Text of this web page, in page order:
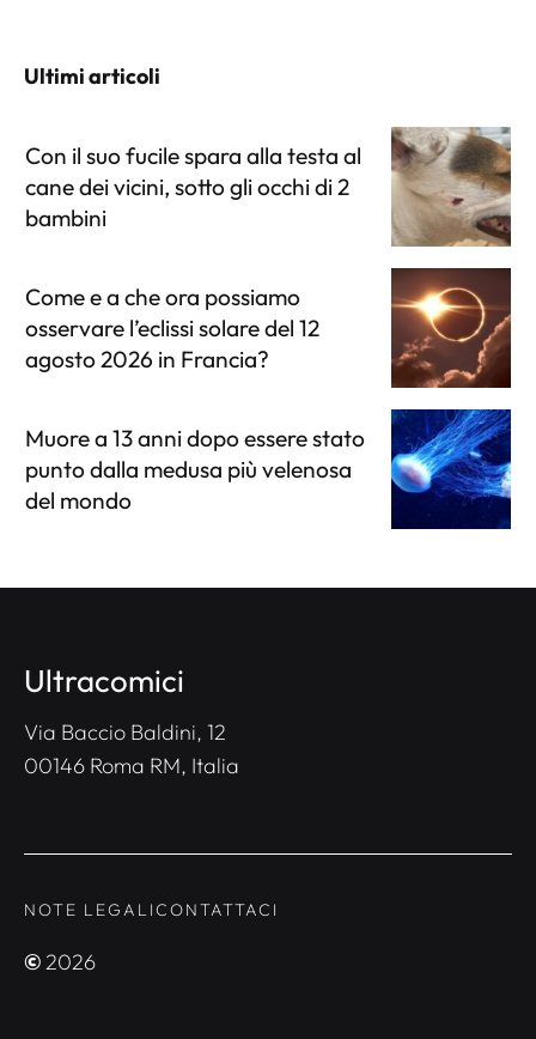
Ultimi articoli
Con il suo fucile spara alla testa al
cane dei vicini, sotto gli occhi di 2
bambini
Come e a che ora possiamo
osservare l’eclissi solare del 12
agosto 2026 in Francia?
Muore a 13 anni dopo essere stato
punto dalla medusa più velenosa
del mondo
Ultracomici
Via Baccio Baldini, 12
00146 Roma RM, Italia
NOTE LEGALICONTATTACI
©2026